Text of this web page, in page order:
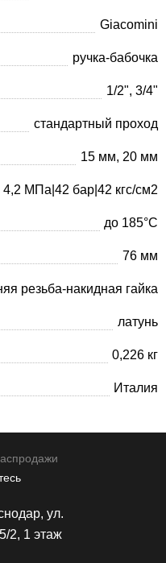
Giacomini
ручка-бабочка
1/2", 3/4"
стандартный проход
15 мм, 20 мм
4,2 МПа|42 бар|42 кгс/см2
до 185°С
76 мм
резьба-накидная гайка
латунь
0,226 кг
Италия
ул.
2, 1 этаж